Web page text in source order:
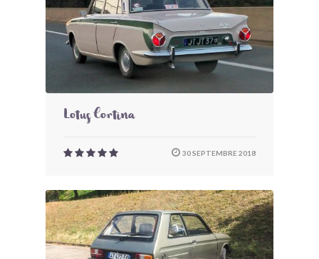
Lotus Cortina
30 SEPTEMBRE 2018